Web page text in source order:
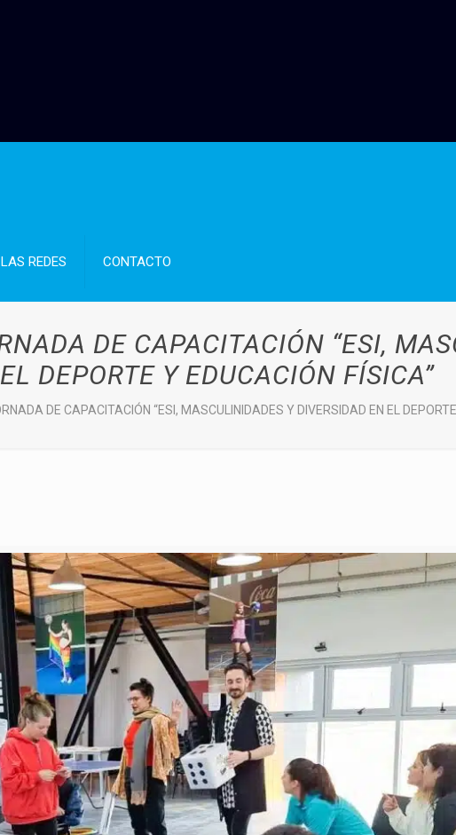
REDES CONTACTO
DE CAPACITACIÓN “ESI,
DEPORTE Y EDUCACIÓN FÍSICA”
DE CAPACITACIÓN “ESI, MASCULINIDADES Y DIVERSIDAD EN EL